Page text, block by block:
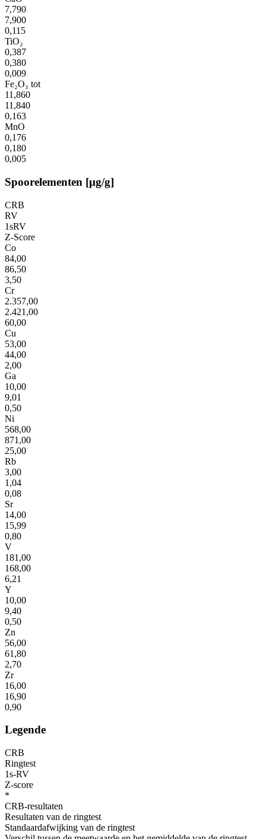
7,790
7,900
0,115
TiO₂
0,387
0,380
0,009
Fe₂O₃ tot
11,860
11,840
0,163
MnO
0,176
0,180
0,005
Spoorelementen [µg/g]
CRB
RV
1sRV
Z-Score
Co
84,00
86,50
3,50
Cr
2.357,00
2.421,00
60,00
Cu
53,00
44,00
2,00
Ga
10,00
9,01
0,50
Ni
568,00
871,00
25,00
Rb
3,00
1,04
0,08
Sr
14,00
15,99
0,80
V
181,00
168,00
6,21
Y
10,00
9,40
0,50
Zn
56,00
61,80
2,70
Zr
16,00
16,90
0,90
Legende
CRB
Ringtest
1s-RV
Z-score
*
CRB-resultaten
Resultaten van de ringtest
Standaardafwijking van de ringtest